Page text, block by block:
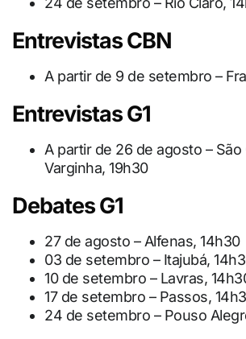
Entrevistas CBN
A partir de 9 de setembro –
Entrevistas G1
A partir de 26 de agosto – São
Varginha, 19h30
Debates G1
27 de agosto – Alfenas, 14h30
03 de setembro – Itajubá,
10 de setembro – Lavras,
17 de setembro – Passos,
24 de setembro – Pouso